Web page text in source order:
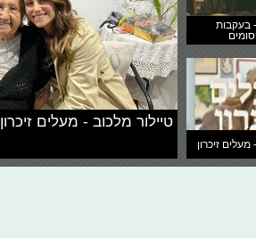
בעקבות
זיכרון
טיילור מלכוב - מעלים זיכרון